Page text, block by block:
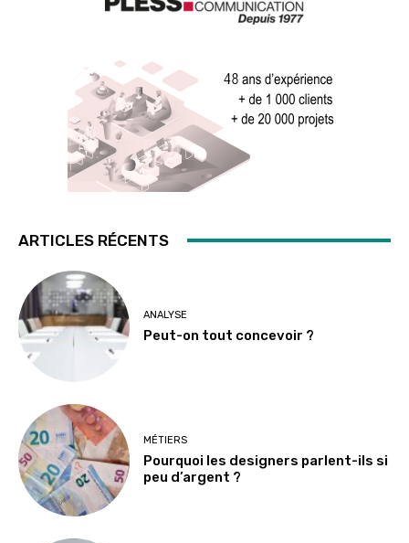
ARTICLES RÉCENTS
ANALYSE
Peut-on tout concevoir ?
MÉTIERS
Pourquoi les designers parlent-ils si
peu d’argent ?